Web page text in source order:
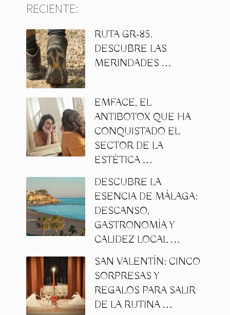
RECIENTE:
RUTA GR-85.
DESCUBRE LAS
MERINDADES …
EMFACE, EL
ANTIBOTOX QUE HA
CONQUISTADO EL
SECTOR DE LA
ESTÉTICA …
DESCUBRE LA
ESENCIA DE MÁLAGA:
DESCANSO,
GASTRONOMÍA Y
CALIDEZ LOCAL …
SAN VALENTÍN: CINCO
SORPRESAS Y
REGALOS PARA SALIR
DE LA RUTINA …